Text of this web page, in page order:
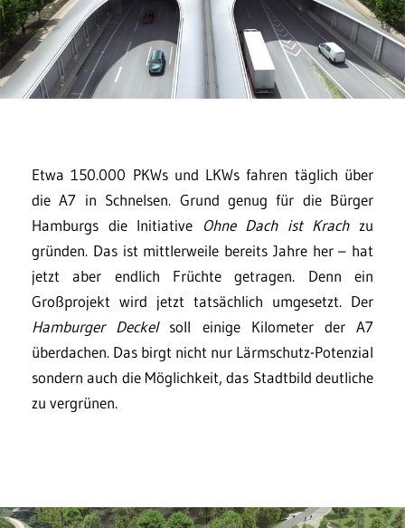
Etwa 150.000 PKWs und LKWs fahren täglich über
die A7 in Schnelsen. Grund genug für die Bürger
Hamburgs die Initiative
Ohne Dach ist Krachzu
gründen. Das ist mittlerweile bereits Jahre her – hat
jetzt aber endlich Früchte getragen. Denn ein
Großprojekt wird jetzt tatsächlich umgesetzt. Der
Hamburger Deckelsoll einige Kilometer der A7
überdachen. Das birgt nicht nur Lärmschutz-Potenzial
sondern auch die Möglichkeit, das Stadtbild deutliche
zu vergrünen.